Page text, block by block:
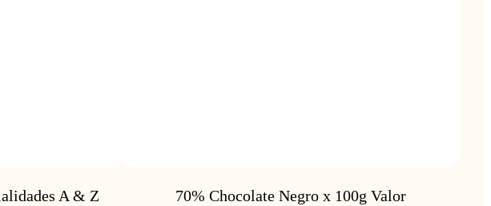
A & Z 70% Chocolate Negro x 100g Valor